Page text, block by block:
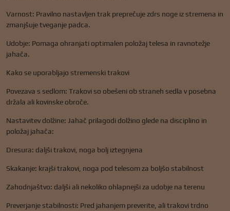
Varnost: Pravilno nastavljen trak preprečuje zdrs noge iz stremena in
zmanjšuje tveganje padca.
Udobje: Pomaga ohranjati optimalen položaj telesa in ravnotežje
jahača.
Kako se uporabljajo stremenski trakovi
Povezava s sedlom: Trakovi so obešeni ob straneh sedla v posebna
držala ali kovinske obroče.
Nastavitev dolžine: Jahač prilagodi dolžino glede na disciplino in
položaj jahača:
Dresura: daljši trakovi, noga bolj iztegnjena
Skakanje: krajši trakovi, noga pod telesom za boljšo stabilnost
Zahodnjaštvo: daljši ali nekoliko ohlapnejši za udobje na terenu
Preverjanje stabilnosti: Pred jahanjem preverite, ali trakovi trdno